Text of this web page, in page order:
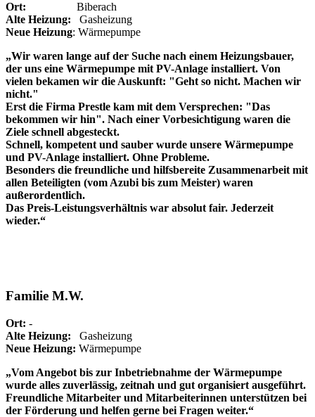
Ort: Biberach
Alte Heizung: Gasheizung
Neue Heizung: Wärmepumpe
„Wir waren lange auf der Suche nach einem Heizungsbauer,
der uns eine Wärmepumpe mit PV-Anlage installiert. Von
vielen bekamen wir die Auskunft: "Geht so nicht. Machen wir
nicht."
Erst die Firma Prestle kam mit dem Versprechen: "Das
bekommen wir hin". Nach einer Vorbesichtigung waren die
Ziele schnell abgesteckt.
Schnell, kompetent und sauber wurde unsere Wärmepumpe
und PV-Anlage installiert. Ohne Probleme.
Besonders die freundliche und hilfsbereite Zusammenarbeit mit
allen Beteiligten (vom Azubi bis zum Meister) waren
außerordentlich.
Das Preis-Leistungsverhältnis war absolut fair. Jederzeit
wieder.“
Familie M.W.
Ort: -
Alte Heizung: Gasheizung
Neue Heizung: Wärmepumpe
„Vom Angebot bis zur Inbetriebnahme der Wärmepumpe
wurde alles zuverlässig, zeitnah und gut organisiert ausgeführt.
Freundliche Mitarbeiter und Mitarbeiterinnen unterstützen bei
der Förderung und helfen gerne bei Fragen weiter.“